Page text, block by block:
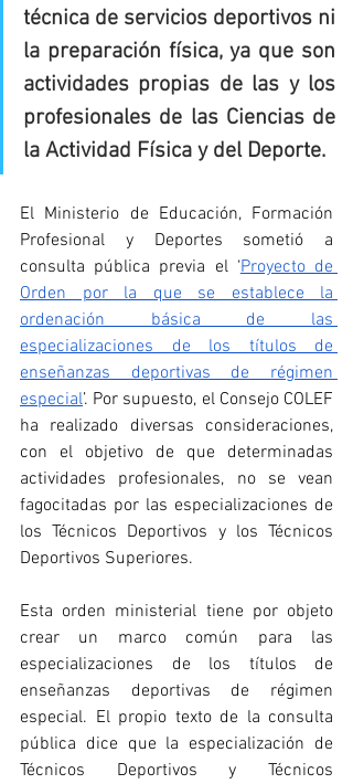
técnica de servicios deportivos ni
la preparación física, ya que son
actividades propias de las y los
profesionales de las Ciencias de
la Actividad Física y del Deporte.
El Ministerio de Educación, Formación
Profesional y Deportes sometió a
consulta pública previa el ‘Proyecto de
Orden por la que se establece la
ordenación básica de las
especializaciones de los títulos de
enseñanzas deportivas de régimen
especial’. Por supuesto, el Consejo COLEF
ha realizado diversas consideraciones,
con el objetivo de que determinadas
actividades profesionales, no se vean
fagocitadas por las especializaciones de
los Técnicos Deportivos y los Técnicos
Deportivos Superiores.
Esta orden ministerial tiene por objeto
crear un marco común para las
especializaciones de los títulos de
enseñanzas deportivas de régimen
especial. El propio texto de la consulta
pública dice que la especialización de
Técnicos Deportivos y Técnicos